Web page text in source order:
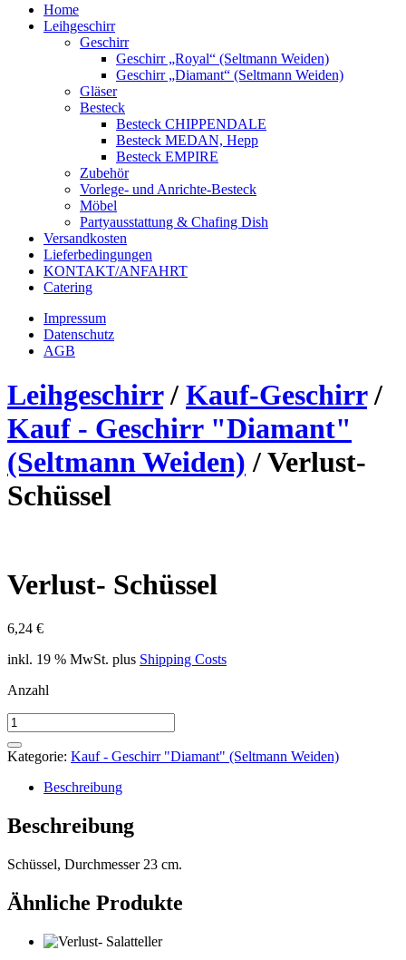
Home
Leihgeschirr
Geschirr
Geschirr „Royal“ (Seltmann Weiden)
Geschirr „Diamant“ (Seltmann Weiden)
Gläser
Besteck
Besteck CHIPPENDALE
Besteck MEDAN, Hepp
Besteck EMPIRE
Zubehör
Vorlege- und Anrichte-Besteck
Möbel
Partyausstattung & Chafing Dish
Versandkosten
Lieferbedingungen
KONTAKT/ANFAHRT
Catering
Impressum
Datenschutz
AGB
Leihgeschirr / Kauf-Geschirr /
Kauf - Geschirr "Diamant"
(Seltmann Weiden) /Verlust-
Schüssel
Verlust- Schüssel
6,24 €
inkl. 19 % MwSt. plus Shipping Costs
Anzahl
Verlust-
Schüssel
Menge
Kategorie: Kauf - Geschirr "Diamant" (Seltmann Weiden)
Beschreibung
Beschreibung
Schüssel, Durchmesser 23 cm.
Ähnliche Produkte